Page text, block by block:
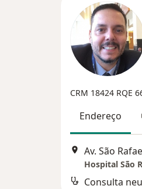
CRM 18424 RQE
Endereço
Av. São
Hospital São
Consulta